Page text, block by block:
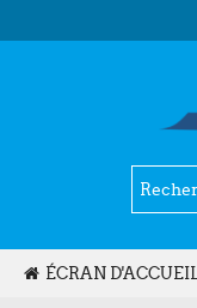
ÉCRAN